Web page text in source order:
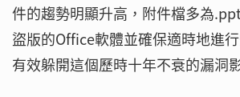
件的趨勢明顯升高，附件檔多為
盜版的Office軟體並確保適時地進
有效躲開這個歷時十年不衰的漏洞